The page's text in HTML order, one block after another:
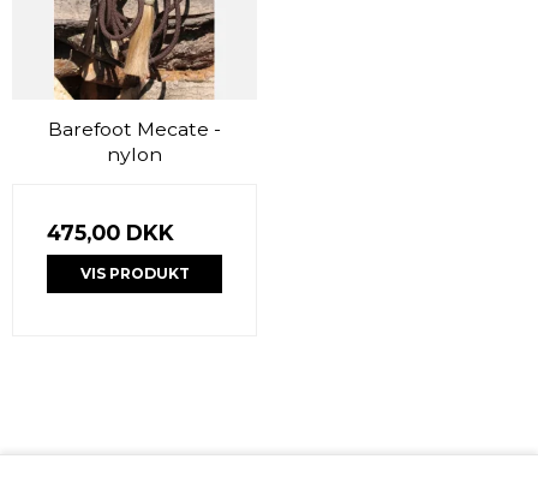
Barefoot Mecate -
nylon
475,00 DKK
VIS PRODUKT